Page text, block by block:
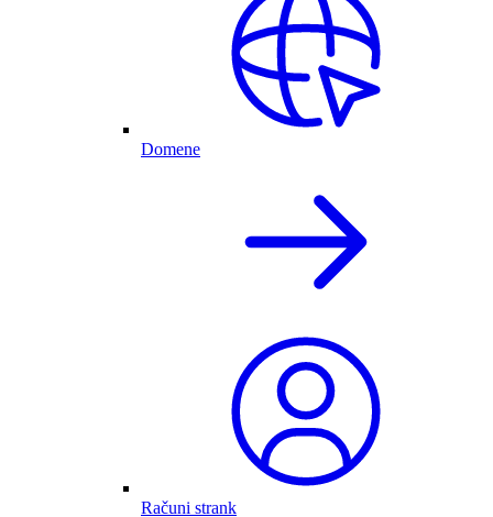
Domene
Računi strank